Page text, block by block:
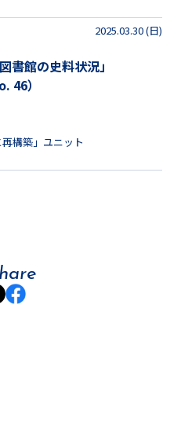
2025.03.30 (日)
書館の史料状況」
46）
構築」ユニット